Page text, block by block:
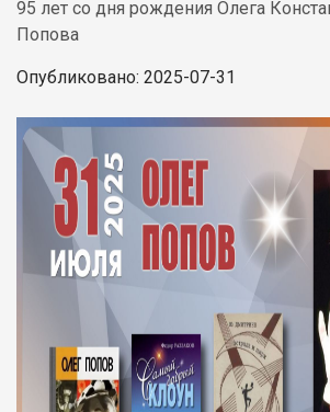
95 лет со дня рождения Олега
Попова
Опубликовано: 2025-07-31